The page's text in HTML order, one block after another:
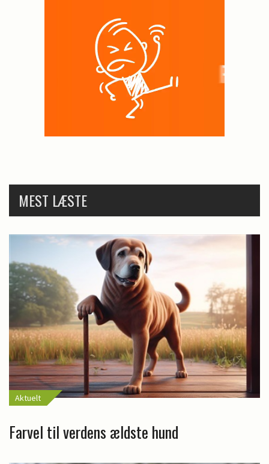
MEST LÆSTE
Aktuelt
Farvel til verdens ældste hund